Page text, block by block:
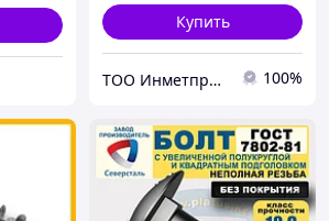
Купить
ТОО Инметпром 100%